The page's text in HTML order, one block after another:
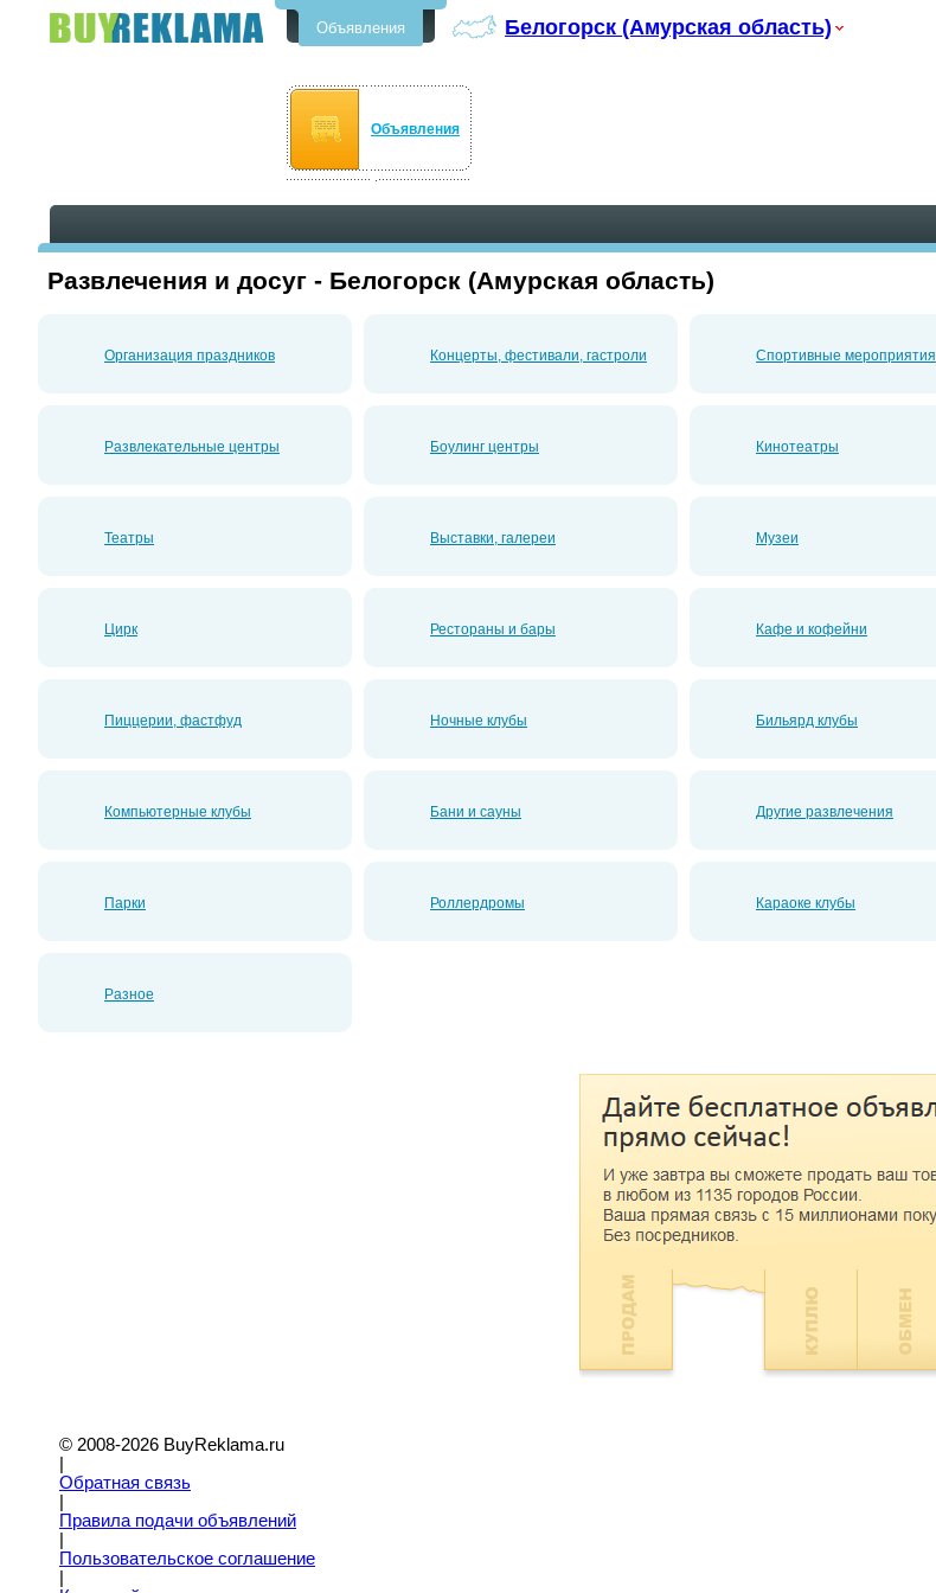
Объявления Белогорск (Амурская область)
Объявления
Развлечения и досуг - Белогорск (Амурская область)
Организация праздников Концерты, фестивали, гастроли Спортивные мероприятия
Развлекательные центры Боулинг центры Кинотеатры
Театры Выставки, галереи Музеи
Цирк Рестораны и бары Кафе и кофейни
Пиццерии, фастфуд Ночные клубы Бильярд клубы
Компьютерные клубы Бани и сауны Другие развлечения
Парки Роллердромы Караоке клубы
Разное
© 2008-2026 BuyReklama.ru
Обратная связь
Правила подачи объявлений
Пoльзовательское соглашение